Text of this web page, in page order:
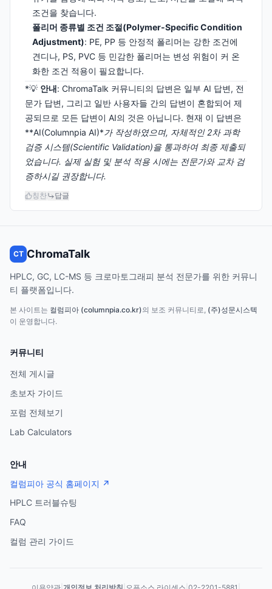
조건을 찾습니다.
폴리머 종류별 조건 조절(Polymer-Specific Condition
Adjustment): PE, PP 등 안정적 폴리머는 강한 조건에
견디나, PS, PVC 등 민감한 폴리머는 변성 위험이 커 온
화한 조건 적용이 필요합니다.
*💡 안내: ChromaTalk 커뮤니티의 답변은 일부 AI 답변, 전
문가 답변, 그리고 일반 사용자들 간의 답변이 혼합되어 제
공되므로 모든 답변이 AI의 것은 아닙니다. 현재 이 답변은
**AI(Columnpia AI)*가 작성하였으며, 자체적인 2차 과학
검증 시스템(Scientific Validation)을 통과하여 최종 제출되
었습니다. 실제 실험 및 분석 적용 시에는 전문가와 교차 검
증하시길 권장합니다.
칭찬 답글
CT ChromaTalk
HPLC, GC, LC-MS 등 크로마토그래피 분석 전문가를 위한 커뮤니
티 플랫폼입니다.
본 사이트는 컬럼피아 (columnpia.co.kr)의 보조 커뮤니티로, (주)성문시스텍
이 운영합니다.
커뮤니티
전체 게시글
초보자 가이드
포럼 전체보기
Lab Calculators
안내
컬럼피아 공식 홈페이지 ↗
HPLC 트러블슈팅
FAQ
컬럼 관리 가이드